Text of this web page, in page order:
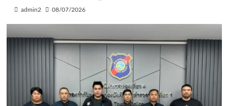
admin2 08/07/2026